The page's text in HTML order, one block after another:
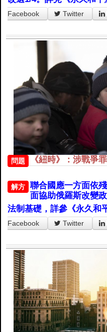
Facebook Twitter
問題 《紐時》：涉戰爭
解方
聯合國應一方面依
面協助俄羅斯改變
法制基礎，詳參《永久和
Facebook Twitter